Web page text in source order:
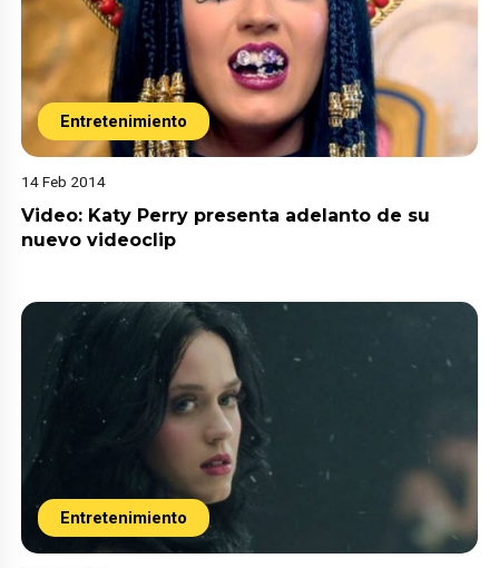
Entretenimiento
14 Feb 2014
Video: Katy Perry presenta adelanto de su
nuevo videoclip
Entretenimiento